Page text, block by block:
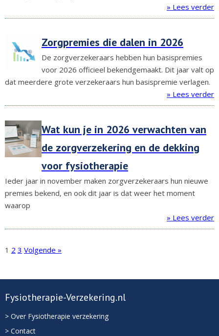
» Lees verder
Zorgpremies die dalen in 2026
De zorgverzekeraars hebben hun basispremies
voor 2026 officieel bekendgemaakt. Dit jaar valt op
dat meerdere grote verzekeraars hun basispremie verlagen.
» Lees verder
Wat kun je in 2026 verwachten van
de zorgverzekering en de dekking
voor fysiotherapie
Ieder jaar in november maken zorgverzekeraars hun nieuwe
premies bekend, en ook dit jaar is dat weer het moment
waarop
» Lees verder
1 2 3 Volgende »
Fysiotherapie-Verzekering.nl
> Over Fysiotherapie verzekering
> Contact